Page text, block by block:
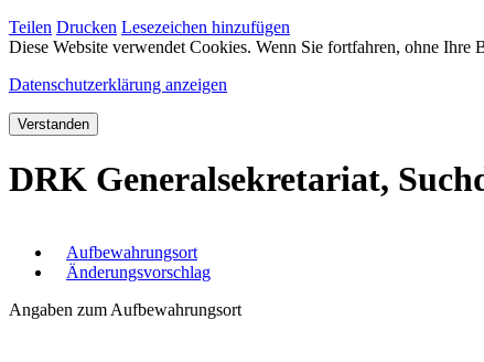
Teilen Drucken Lesezeichen hinzufügen
Diese Website verwendet Cookies. Wenn Sie fortfahren, ohne
Datenschutzerklärung anzeigen
Verstanden
DRK Generalsekretariat,
Aufbewahrungsort
Änderungsvorschlag
Angaben zum Aufbewahrungsort